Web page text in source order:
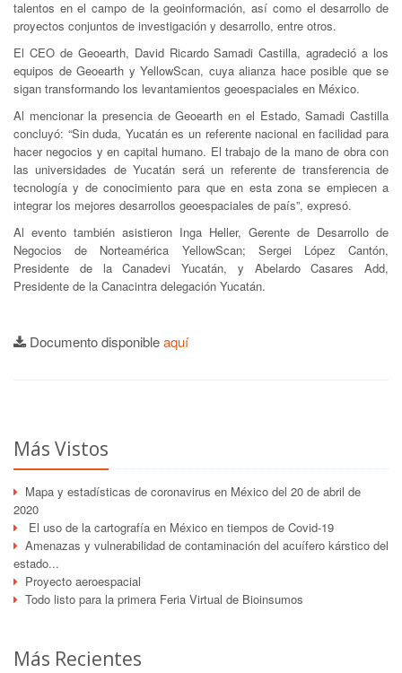
talentos en el campo de la geoinformación, así como el desarrollo de
proyectos conjuntos de investigación y desarrollo, entre otros.
El CEO de Geoearth, David Ricardo Samadi Castilla, agradeció a los
equipos de Geoearth y YellowScan, cuya alianza hace posible que se
sigan transformando los levantamientos geoespaciales en México.
Al mencionar la presencia de Geoearth en el Estado, Samadi Castilla
concluyó: “Sin duda, Yucatán es un referente nacional en facilidad para
hacer negocios y en capital humano. El trabajo de la mano de obra con
las universidades de Yucatán será un referente de transferencia de
tecnología y de conocimiento para que en esta zona se empiecen a
integrar los mejores desarrollos geoespaciales de país”, expresó.
Al evento también asistieron Inga Heller, Gerente de Desarrollo de
Negocios de Norteamérica YellowScan; Sergei López Cantón,
Presidente de la Canadevi Yucatán, y Abelardo Casares Add,
Presidente de la Canacintra delegación Yucatán.
Documento disponibleaquí
Más Vistos
Mapa y estadísticas de coronavirus en México del 20 de abril de
2020
El uso de la cartografía en México en tiempos de Covid-19
Amenazas y vulnerabilidad de contaminación del acuífero kárstico del
estado...
Proyecto aeroespacial
Todo listo para la primera Feria Virtual de Bioinsumos
Más Recientes